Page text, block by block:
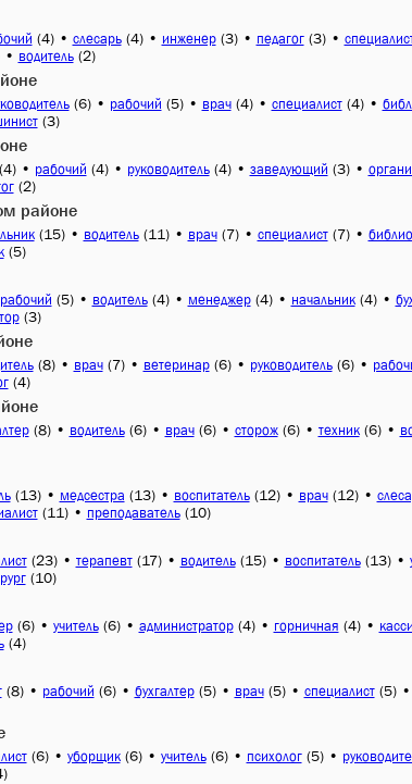
(4)• слесарь (4)• инженер (3)• педагог (3)•
• водитель (2)
(6)• рабочий (5)• врач (4)• специалист (4)•
(3)
(4)• рабочий (4)• руководитель (4)• заведующий (3)•
(2)
районе
(15)• водитель (11)• врач (7)• специалист (7)•
(5)
рабочий (5)• водитель (4)• менеджер (4)• начальник (4)•
(3)
(8)• врач (7)• ветеринар (6)• руководитель (6)•
(4)
(8)• водитель (6)• врач (6)• сторож (6)• техник (6)•
(13)• медсестра (13)• воспитатель (12)• врач (12)•
(11)• преподаватель (10)
(23)• терапевт (17)• водитель (15)• воспитатель (13)•
(10)
(6)• учитель (6)• администратор (4)• горничная (4)•
(4)
(8)• рабочий (6)• бухгалтер (5)• врач (5)• специалист (5)•
(6)• уборщик (6)• учитель (6)• психолог (5)•